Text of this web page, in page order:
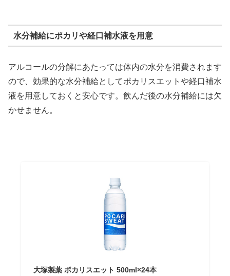
水分補給にポカリや経口補水液を用意
アルコールの分解にあたっては体内の水分を消費されます
ので、効果的な水分補給としてポカリスエットや経口補水
液を用意しておくと安心です。飲んだ後の水分補給には欠
かせません。
大塚製薬 ポカリスエット 500ml×24本